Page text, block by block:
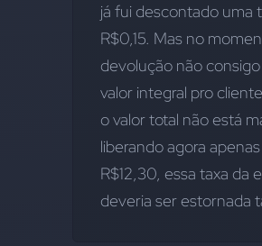
já fui descontado uma
R$0,15. Mas no
devolução não
valor integral pro
o valor total não está
liberando agora
R$12,30, essa taxa da
deveria ser estornada